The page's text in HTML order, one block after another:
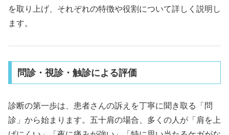
を取り上げ、それぞれの特徴や役割について詳しく説明し
ます。
問診・視診・触診による評価
診断の第一歩は、患者さんの訴えを丁寧に聞き取る「問
診」から始まります。五十肩の場合、多くの人が「肩を上